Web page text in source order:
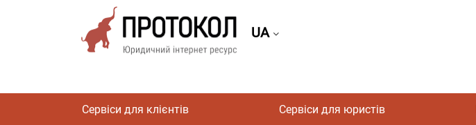
UA
Сервіси для клієнтів Сервіси для юристів